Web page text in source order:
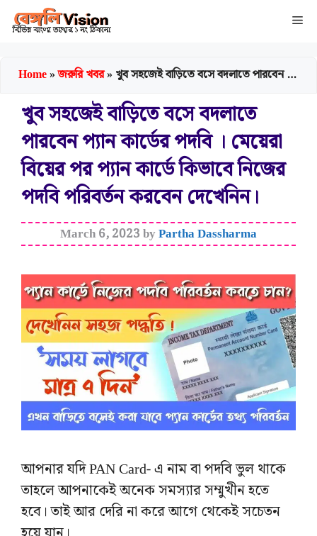
Skip
Home»জরুরি খবর» খুব সহজেই বাড়িতে বসে বদলাতে পারবেন প্যান কার্ডের পদবি । মেয়েরা বিয়ের পর প্যান কার্ডে কিভাবে নিজের পদবি পরিবর্তন করবেন দেখেনিন।
খুব সহজেই বাড়িতে বসে বদলাতে
পারবেন প্যান কার্ডের পদবি । মেয়েরা
বিয়ের পর প্যান কার্ডে কিভাবে নিজের
পদবি পরিবর্তন করবেন দেখেনিন।
March 6, 2023byPartha Dassharma
আপনার যদি PAN Card- এ নাম বা পদবি ভুল থাকে
তাহলে আপনাকেই অনেক সমস্যার সম্মুখীন হতে
হবে। তাই আর দেরি না করে আগে থেকেই সচেতন